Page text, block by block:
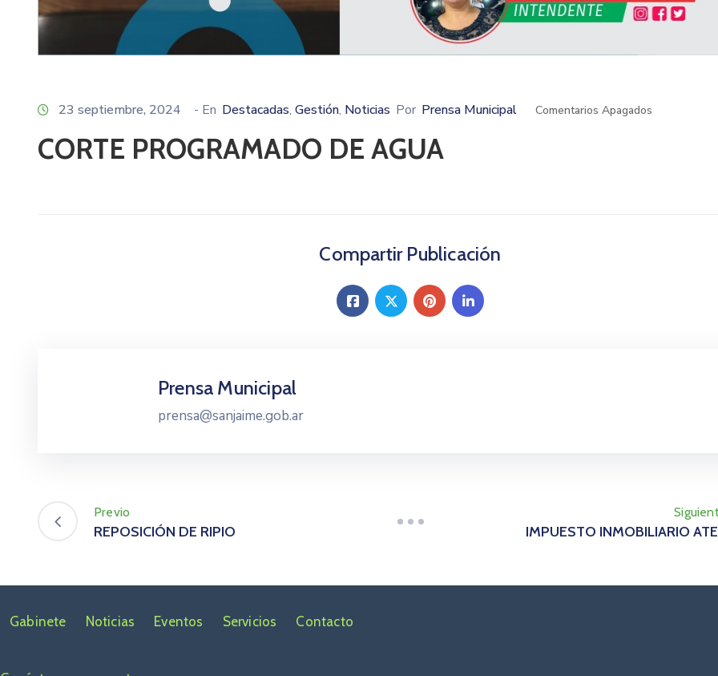
23 septiembre, 2024 - En Destacadas‚ Gestión‚ Noticias Por Prensa Municipal Comentarios Apagados
CORTE PROGRAMADO DE AGUA
Compartir Publicación
Prensa Municipal
prensa@sanjaime.gob.ar
Previo
REPOSICIÓN DE RIPIO IMPUESTO INMOBILIARIO
Gabinete Noticias Eventos Servicios Contacto